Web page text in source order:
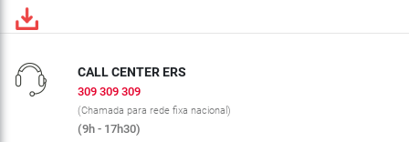
CALL CENTER ERS
309 309 309
(Chamada para rede fixa nacional)
(9h - 17h30)